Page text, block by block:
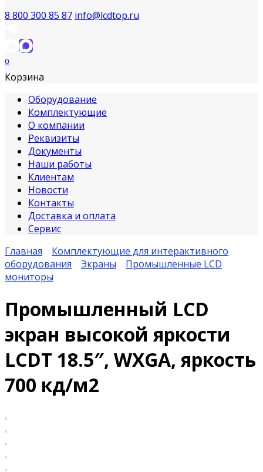
8 800 300 85 87 info@lcdtop.ru
0
Корзина
Оборудование
Комплектующие
О компании
Реквизиты
Документы
Наши работы
Клиентам
Новости
Контакты
Доставка и оплата
Сервис
Главная
Комплектующие для интерактивного
оборудования
Экраны
Промышленные LCD
мониторы
Промышленный LCD
экран высокой яркости
LCDT 18.5″, WXGA, яркость
700 кд/м2